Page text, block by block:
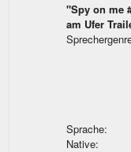
"Spy on me
am Ufer
Sprache:
Native: